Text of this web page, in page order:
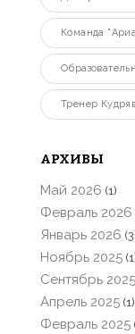
Команда
Тренер
АРХИВЫ
Май 2026 (1)
Февраль 2026
Январь 2026
Ноябрь 2025
Сентябрь 2025
Апрель 2025 (1)
Февраль 2025